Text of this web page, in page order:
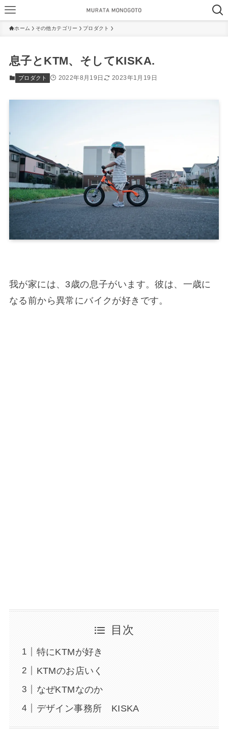
ホーム その他カテゴリー プロダクト
息子とKTM、そしてKISKA.
プロダクト 2022年8月19日 2023年1月19日
我が家には、3歳の息子がいます。彼は、一歳に
なる前から異常にバイクが好きです。
目次
特にKTMが好き
KTMのお店いく
なぜKTMなのか
デザイン事務所 KISKA